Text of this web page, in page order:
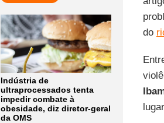
Indústria de
ultraprocessados tenta
impedir combate à
obesidade, diz diretor-geral
da OMS
do